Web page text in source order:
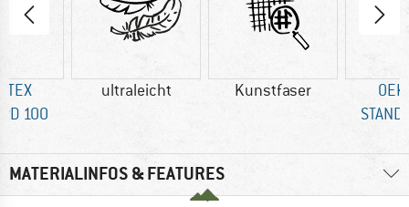
TEX
100
ultraleicht Kunstfaser
MATERIALINFOS & FEATURES